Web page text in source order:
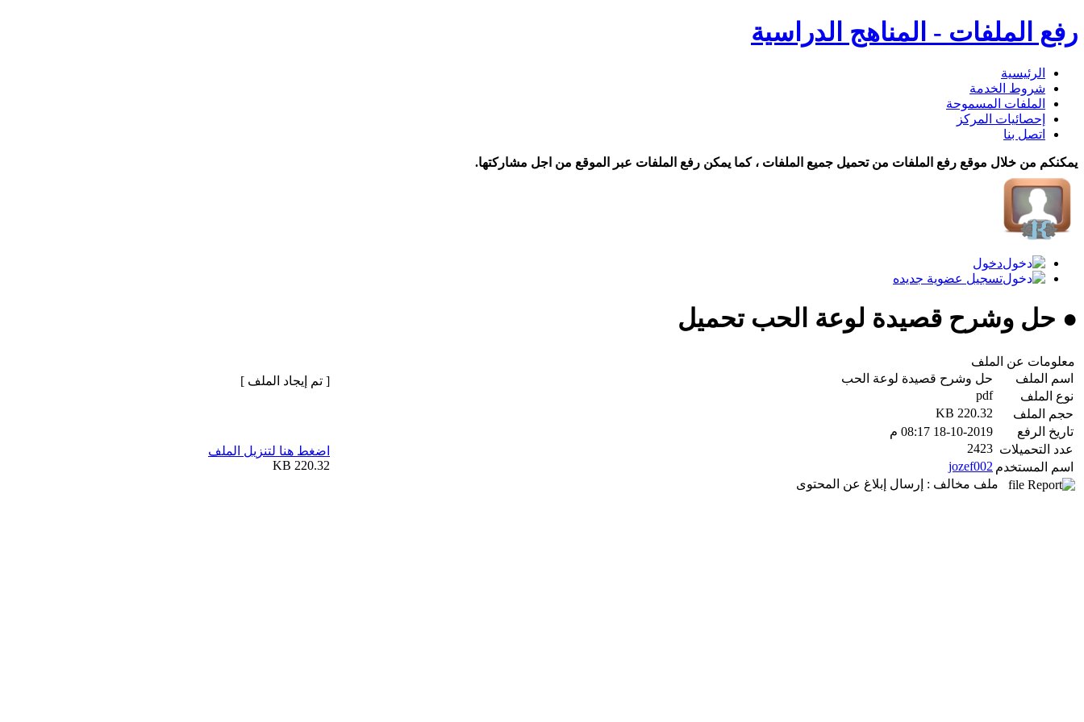
رفع الملفات - المناهج الدراسية
الرئيسية
شروط الخدمة
الملفات المسموحة
إحصائيات المركز
اتصل بنا
يمكنكم من خلال موقع رفع الملفات من تحميل جميع الملفات ، كما يمكن رفع الملفات عبر الموقع من اجل مشاركتها.
دخول
تسجيل عضوية جديده
● حل وشرح قصيدة لوعة الحب تحميل
معلومات عن الملف
اسم الملف
حل وشرح قصيدة لوعة الحب
نوع الملف
pdf
حجم الملف
220.32 KB
تاريخ الرفع
18-10-2019 08:17 م
عدد التحميلات 2423
اسم المستخدم jozef002
ملف مخالف : إرسال إبلاغ عن المحتوى
[ تم إيجاد الملف ]
اضغط هنا لتنزيل الملف
220.32 KB